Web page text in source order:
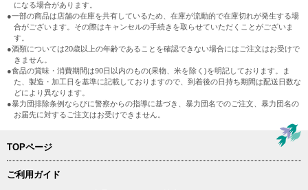
になる場合があります。
●一部の商品は店舗の在庫を共有しているため、在庫が流動的で在庫切れが発生する場
合がございます。その際はキャンセルの手続きを取らせていただくことがございま
す。
●酒類については20歳以上の年齢であることを確認できない場合にはご注文はお受けで
きません。
●食品の賞味・消費期間は90日以内のもの(果物、米を除く)を明記しております。ま
た、製造・加工日を基準に記載しておりますので、到着後の日持ち期間は配送日数な
どにより異なります。
●暴力団排除条例ならびに警察からの指導に基づき、暴力団名でのご注文、暴力団名の
お届先に対するご注文はお受けできません。
TOPページ
ご利用ガイド